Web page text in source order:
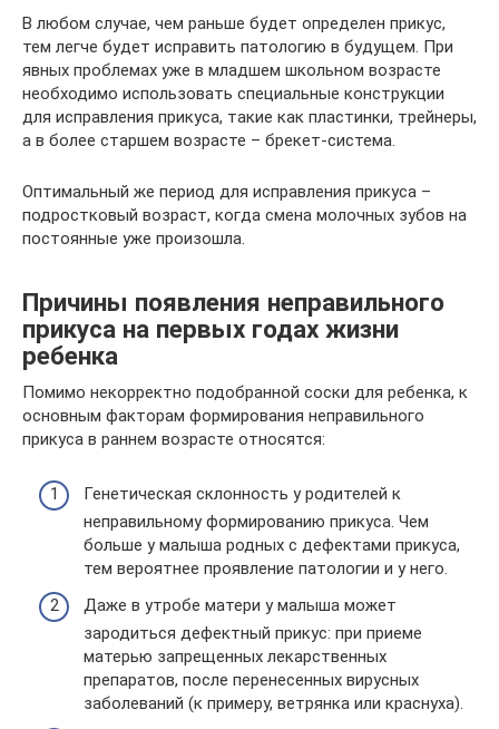
В любом случае, чем раньше будет определен прикус,
тем легче будет исправить патологию в будущем. При
явных проблемах уже в младшем школьном возрасте
необходимо использовать специальные конструкции
для исправления прикуса, такие как пластинки, трейнеры,
а в более старшем возрасте – брекет-система.
Оптимальный же период для исправления прикуса –
подростковый возраст, когда смена молочных зубов на
постоянные уже произошла.
Причины появления неправильного
прикуса на первых годах жизни
ребенка
Помимо некорректно подобранной соски для ребенка, к
основным факторам формирования неправильного
прикуса в раннем возрасте относятся:
Генетическая склонность у родителей к
неправильному формированию прикуса. Чем
больше у малыша родных с дефектами прикуса,
тем вероятнее проявление патологии и у него.
Даже в утробе матери у малыша может
зародиться дефектный прикус: при приеме
матерью запрещенных лекарственных
препаратов, после перенесенных вирусных
заболеваний (к примеру, ветрянка или краснуха).